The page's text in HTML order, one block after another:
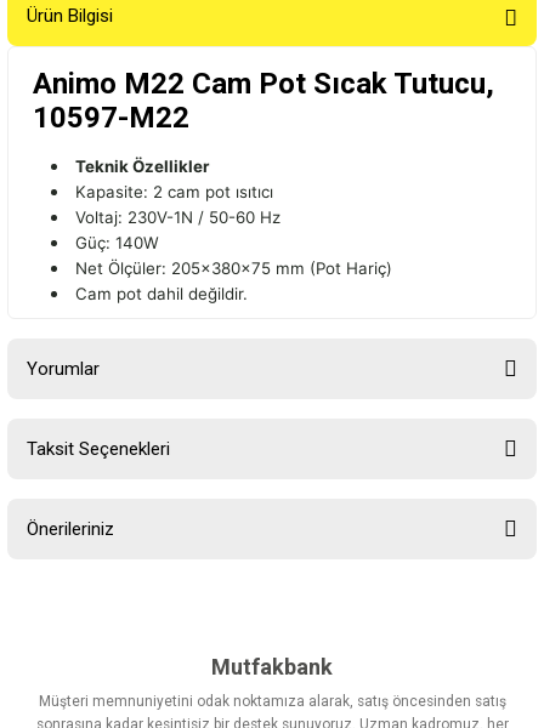
Ürün Bilgisi
Animo M22 Cam Pot Sıcak Tutucu,
10597-M22
Teknik Özellikler
Kapasite: 2 cam pot ısıtıcı
Voltaj: 230V-1N / 50-60 Hz
Güç: 140W
Net Ölçüler: 205x380x75 mm (Pot Hariç)
Cam pot dahil değildir.
Yorumlar
Taksit Seçenekleri
Önerileriniz
Görüş ve önerileriniz için teşekkür ederiz.
Ürün resmi kalitesiz, bozuk veya görüntülenemiyor.
Mutfakbank
Müşteri memnuniyetini odak noktamıza alarak, satış öncesinden satış
sonrasına kadar kesintisiz bir destek sunuyoruz. Uzman kadromuz, her